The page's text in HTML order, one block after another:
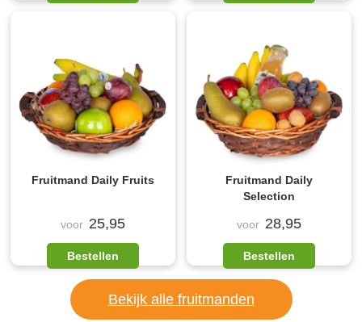
Fruitmand Daily Fruits
voor 25,95
Bestellen
Fruitmand Daily
Selection
voor 28,95
Bestellen
Bekijk alle fruitmanden